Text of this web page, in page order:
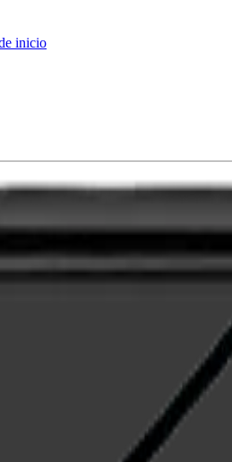
inicio